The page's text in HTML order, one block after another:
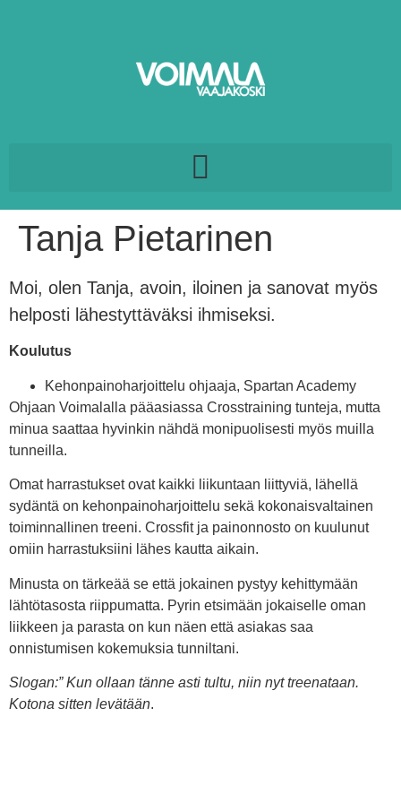
Tanja Pietarinen
Moi, olen Tanja, avoin, iloinen ja sanovat myös
helposti lähestyttäväksi ihmiseksi.
Koulutus
Kehonpainoharjoittelu ohjaaja, Spartan Academy
Ohjaan Voimalalla pääasiassa Crosstraining tunteja, mutta
minua saattaa hyvinkin nähdä monipuolisesti myös muilla
tunneilla.
Omat harrastukset ovat kaikki liikuntaan liittyviä, lähellä
sydäntä on kehonpainoharjoittelu sekä kokonaisvaltainen
toiminnallinen treeni. Crossfit ja painonnosto on kuulunut
omiin harrastuksiini lähes kautta aikain.
Minusta on tärkeää se että jokainen pystyy kehittymään
lähtötasosta riippumatta. Pyrin etsimään jokaiselle oman
liikkeen ja parasta on kun näen että asiakas saa
onnistumisen kokemuksia tunniltani.
Slogan:” Kun ollaan tänne asti tultu, niin nyt treenataan.
Kotona sitten levätään.